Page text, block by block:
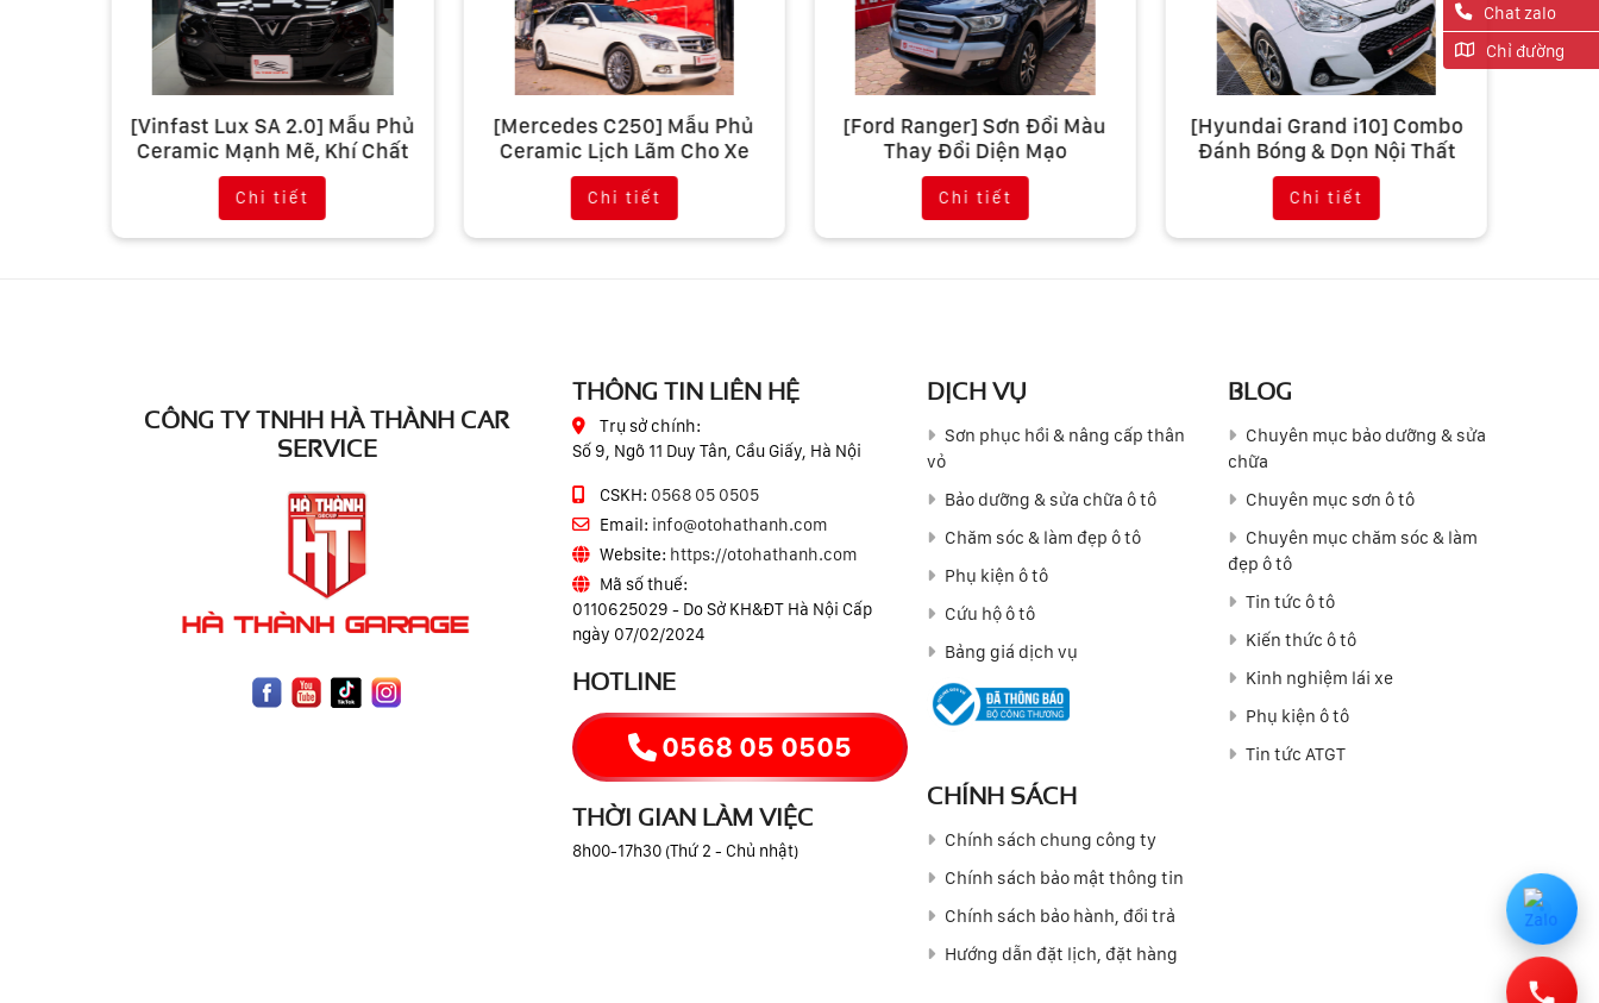
[Vinfast Lux SA 2.0] Mẫu Phủ
Ceramic Mạnh Mẽ, Khí Chất
Chi tiết
[Mercedes C250] Mẫu Phủ
Ceramic Lịch Lãm Cho Xe
Đức
Chi tiết
[Ford Ranger] Sơn Đổi Màu
Thay Đổi Diện Mạo
Chi tiết
[Hyundai Grand i10] Combo
Đánh Bóng & Dọn Nội Thất
Tìm Lại Vẻ Đẹp Nguyên Bản
Chi tiết
CÔNG TY TNHH HÀ THÀNH CAR
SERVICE
THÔNG TIN LIÊN HỆ
Trụ sở chính:
Số 9, Ngõ 11 Duy Tân, Cầu Giấy, Hà Nội
CSKH: 0568 05 0505
Email: info@otohathanh.com
Website: https://otohathanh.com
Mã số thuế:
0110625029 - Do Sở KH&ĐT Hà Nội Cấp
ngày 07/02/2024
HOTLINE
0568 05 0505
THỜI GIAN LÀM VIỆC
8h00-17h30 (Thứ 2 - Chủ nhật)
DỊCH VỤ
Sơn phục hồi & nâng cấp thân
vỏ
Bảo dưỡng & sửa chữa ô tô
Chăm sóc & làm đẹp ô tô
Phụ kiện ô tô
Cứu hộ ô tô
Bảng giá dịch vụ
BLOG
Chuyên mục bảo dưỡng & sửa
chữa
Chuyên mục sơn ô tô
Chuyên mục chăm sóc & làm
đẹp ô tô
Tin tức ô tô
Kiến thức ô tô
Kinh nghiệm lái xe
Phụ kiện ô tô
Tin tức ATGT
CHÍNH SÁCH
Chính sách chung công ty
Chính sách bảo mật thông tin
Chính sách bảo hành, đổi trả
Hướng dẫn đặt lịch, đặt hàng
Chat zalo
Chỉ đường